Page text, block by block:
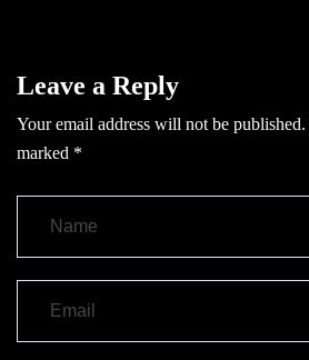
Leave a Reply
Your email address will not be published.
marked *